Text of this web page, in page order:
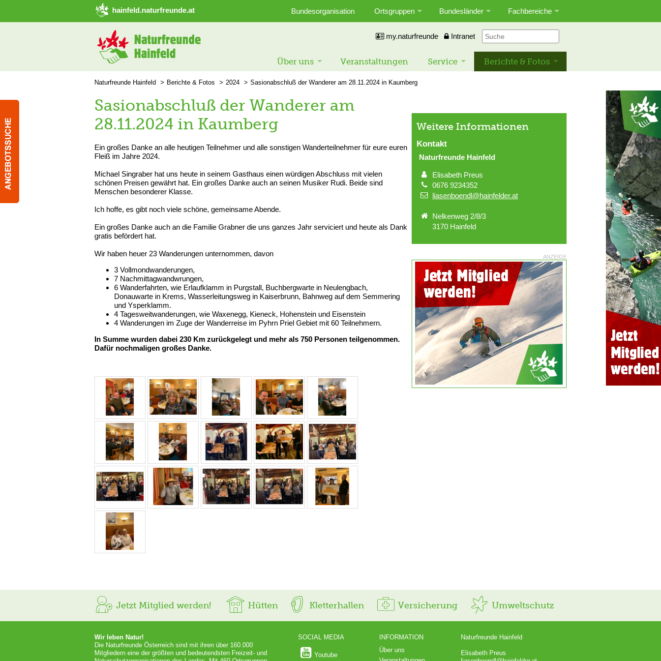
➜ Hauptregion der Seite anspringen
hainfeld.naturfreunde.at Bundesorganisation Ortsgruppen Bundesländer Fachbereiche
my.naturfreunde Intranet
Über uns Veranstaltungen Service Berichte & Fotos
Naturfreunde Hainfeld Berichte & Fotos 2024 Sasionabschluß der Wanderer am 28.11.2024 in Kaumberg
Sasionabschluß der Wanderer am
28.11.2024 in Kaumberg
Ein großes Danke an alle heutigen Teilnehmer und alle sonstigen Wanderteilnehmer für eure euren
Fleiß im Jahre 2024.
Michael Singraber hat uns heute in seinem Gasthaus einen würdigen Abschluss mit vielen
schönen Preisen gewährt hat. Ein großes Danke auch an seinen Musiker Rudi. Beide sind
Menschen besonderer Klasse.
Ich hoffe, es gibt noch viele schöne, gemeinsame Abende.
Ein großes Danke auch an die Familie Grabner die uns ganzes Jahr serviciert und heute als Dank
gratis befördert hat.
Wir haben heuer 23 Wanderungen unternommen, davon
3 Vollmondwanderungen,
7 Nachmittagwandwrungen,
6 Wanderfahrten, wie Erlaufklamm in Purgstall, Buchbergwarte in Neulengbach,
Donauwarte in Krems, Wasserleitungsweg in Kaiserbrunn, Bahnweg auf dem Semmering
und Ysperklamm.
4 Tagesweitwanderungen, wie Waxenegg, Kieneck, Hohenstein und Eisenstein
4 Wanderungen im Zuge der Wanderreise im Pyhrn Priel Gebiet mit 60 Teilnehmern.
In Summe wurden dabei 230 Km zurückgelegt und mehr als 750 Personen teilgenommen.
Dafür nochmaligen großes Danke.
Weitere Informationen
Kontakt
Naturfreunde Hainfeld
Elisabeth Preus
0676 9234352
liasenboendl@hainfelder.at
Nelkenweg 2/8/3
3170 Hainfeld
ANZEIGE
Jetzt Mitglied werden! Hütten Kletterhallen Versicherung Umweltschutz
Wir leben Natur!
Die Naturfreunde Österreich sind mit ihren über 160.000
Mitgliedern eine der größten und bedeutendsten Freizeit- und
SOCIAL MEDIA
Youtube
INFORMATION
Über uns
Naturfreunde Hainfeld
Elisabeth Preus